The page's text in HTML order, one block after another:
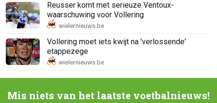
Reusser komt met serieuze Ventoux-
waarschuwing voor Vollering
Vollering moet iets kwijt na 'verlossende'
etappezege
Mis niets van het laatste voetbalnieuws!